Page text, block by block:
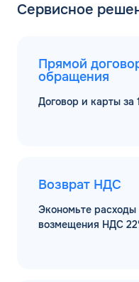
Сервисное
Прямой
обращения
Договор и карты за
Возврат НДС
Экономьте расходы
возмещения НДС